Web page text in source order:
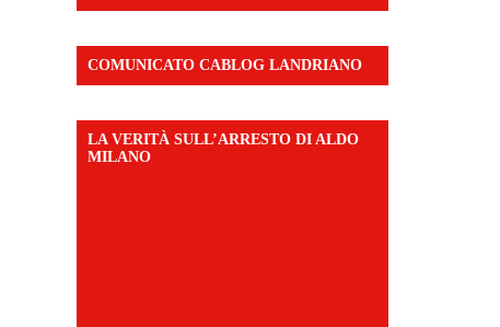
COMUNICATO CABLOG LANDRIANO
LA VERITÀ SULL’ARRESTO DI ALDO
MILANO